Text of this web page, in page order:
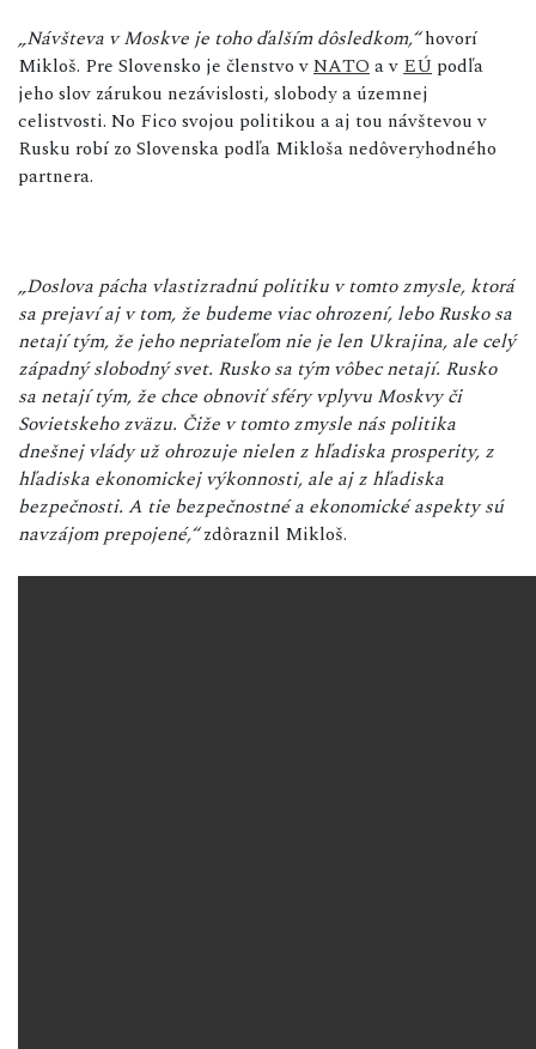
„Návšteva v Moskve je toho ďalším dôsledkom,“hovorí
Mikloš. Pre Slovensko je členstvo vNATOa vEÚ podľa
jeho slov zárukou nezávislosti, slobody a územnej
celistvosti. No Fico svojou politikou a aj tou návštevou v
Rusku robí zo Slovenska podľa Mikloša nedôveryhodného
partnera.
„Doslova pácha vlastizradnú politiku v tomto zmysle, ktorá
sa prejaví aj v tom, že budeme viac ohrození, lebo Rusko sa
netají tým, že jeho nepriateľom nie je len Ukrajina, ale celý
západný slobodný svet. Rusko sa tým vôbec netají. Rusko
sa netají tým, že chce obnoviť sféry vplyvu Moskvy či
Sovietskeho zväzu. Čiže v tomto zmysle nás politika
dnešnej vlády už ohrozuje nielen z hľadiska prosperity, z
hľadiska ekonomickej výkonnosti, ale aj z hľadiska
bezpečnosti. A tie bezpečnostné a ekonomické aspekty sú
navzájom prepojené,“zdôraznil Mikloš.